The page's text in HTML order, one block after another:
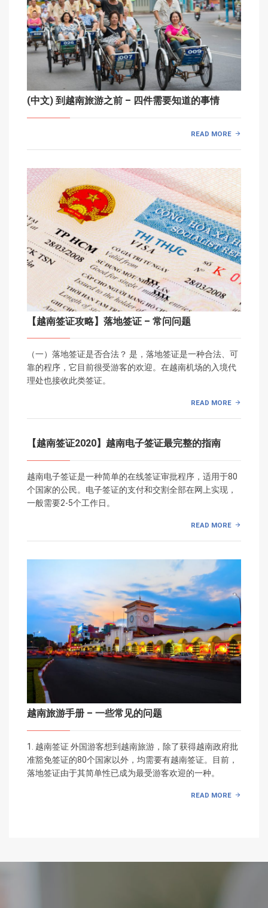
(中文) 到越南旅游之前 – 四件需要知道的事情
READ MORE
【越南签证攻略】落地签证 – 常问问题
（一）落地签证是否合法？ 是，落地签证是一种合法、可
靠的程序，它目前很受游客的欢迎。在越南机场的入境代
理处也接收此类签证。
READ MORE
【越南签证2020】越南电子签证最完整的指南
越南电子签证是一种简单的在线签证审批程序，适用于80
个国家的公民。电子签证的支付和交割全部在网上实现，
一般需要2-5个工作日。
READ MORE
越南旅游手册 – 一些常见的问题
1. 越南签证 外国游客想到越南旅游，除了获得越南政府批
准豁免签证的80个国家以外，均需要有越南签证。目前，
落地签证由于其简单性已成为最受游客欢迎的一种。
READ MORE